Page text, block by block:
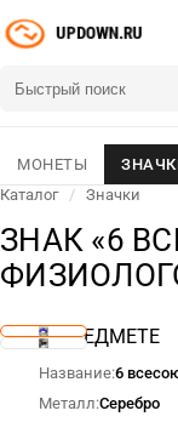
МОНЕТЫ
Каталог
/ Значки
ЗНАК «6
О ПРЕДМЕТЕ
Название 6
Металл Серебро